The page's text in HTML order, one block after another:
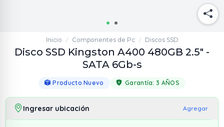
Inicio / Componentes de Pc / Discos SSD
Disco SSD Kingston A400 480GB 2.5" -
SATA 6Gb-s
Producto Nuevo Garantía: 3 AÑOS
Ingresar ubicación Agregar